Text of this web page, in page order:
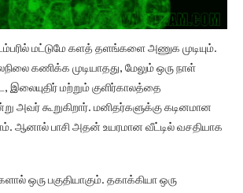
மட்டுமே களத் தளங்களை அணுக முடியும்.
கணிக்க முடியாதது, மேலும் ஒரு நாள்
மற்றும் குளிர்காலத்தை
அவர் கூறுகிறார். மனிதர்களுக்கு கடினமான
ஆனால் பாசி அதன் உயரமான வீட்டில் வசதியாக
ஒரு பகுதியாகும். தகாக்கியா ஒரு